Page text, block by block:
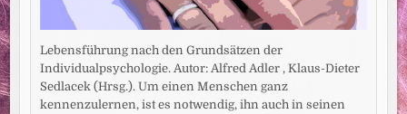
Lebensführung nach den Grundsätzen der
Individualpsychologie. Autor: Alfred Adler , Klaus-Dieter
Sedlacek (Hrsg.). Um einen Menschen ganz
kennenzulernen, ist es notwendig, ihn auch in seinen